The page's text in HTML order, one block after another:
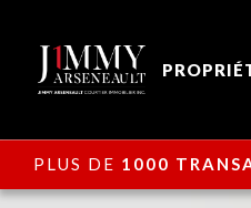
PLUS DE 1000